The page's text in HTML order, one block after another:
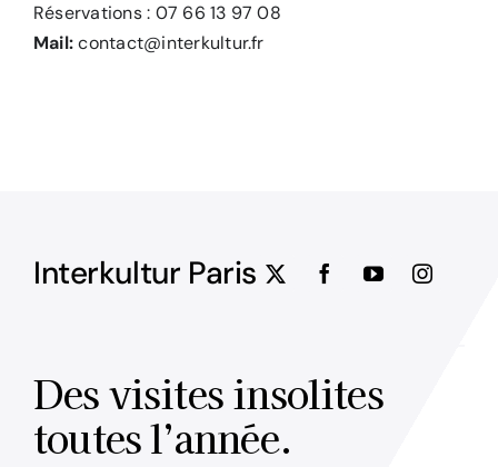
Réservations : 07 66 13 97 08
Mail:contact@interkultur.fr
Interkultur Paris
Des visites insolites
toutes l’année.